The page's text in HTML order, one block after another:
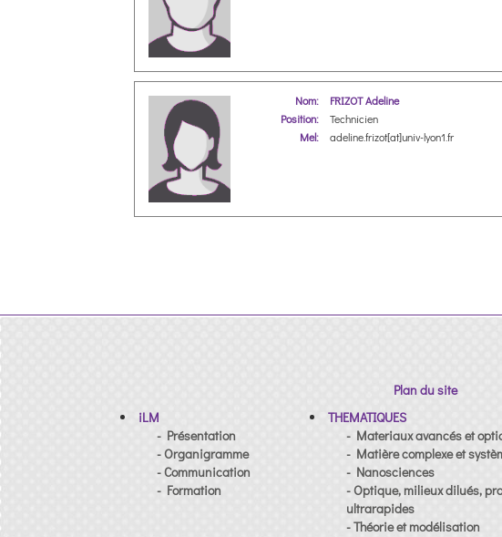
Nom:
FRIZOT Adeline
Position:
Technicien
Mel:
adeline.frizot[at]univ-lyon1.fr
Plan du site
iLM
- Présentation
- Organigramme
- Communication
- Formation
THEMATIQUES
- Materiaux avancés et
- Matière complexe et
- Nanosciences
- Optique, milieux dilués,
ultrarapides
- Théorie et modélisation